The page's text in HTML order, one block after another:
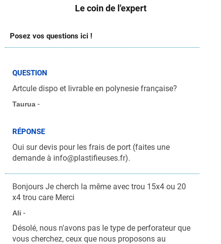
Le coin de l'expert
Posez vos questions ici !
QUESTION
Artcule dispo et livrable en polynesie française?
Taurua -
RÉPONSE
Oui sur devis pour les frais de port (faites une
demande à info@plastifieuses.fr).
Bonjours Je cherch la même avec trou 15x4 ou 20
x4 trou care Merci
Ali -
Désolé, nous n'avons pas le type de perforateur que
vous cherchez, ceux que nous proposons au